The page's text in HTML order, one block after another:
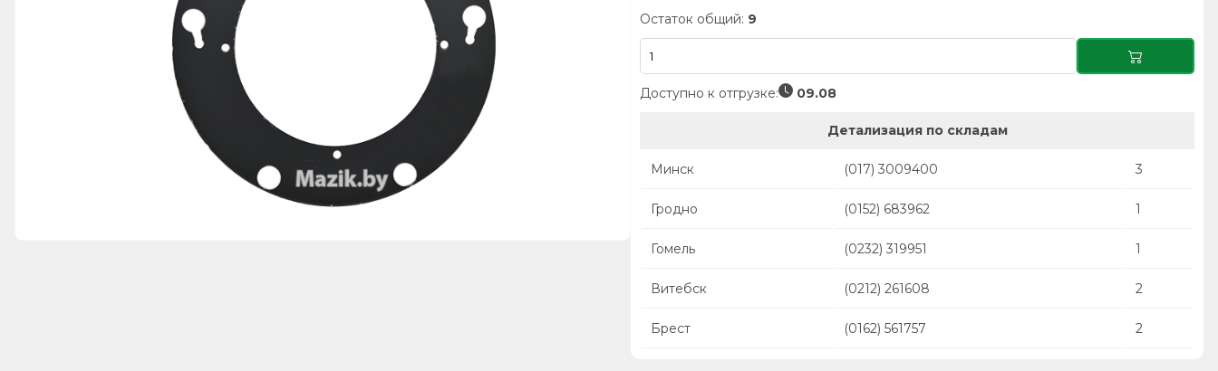
Остаток общий: 9
Доступно к отгрузке: 09.08
Детализация по складам
Минск (017) 3009400 3
Гродно (0152) 683962 1
Гомель (0232) 319951 1
Витебск (0212) 261608 2
Брест (0162) 561757 2